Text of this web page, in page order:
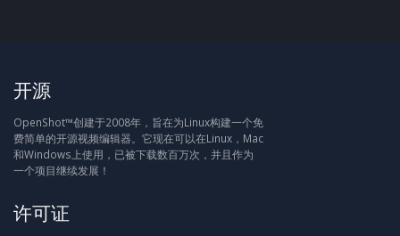
开源
OpenShot™创建于2008年，旨在为Linux构建一个免
费简单的开源视频编辑器。它现在可以在Linux，Mac
和Windows上使用，已被下载数百万次，并且作为
一个项目继续发展！
许可证